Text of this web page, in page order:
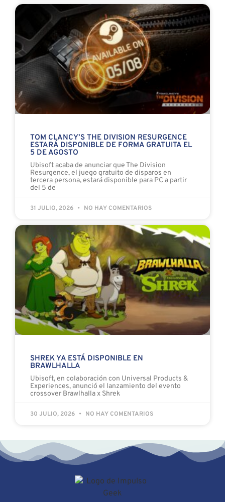
TOM CLANCY’S THE DIVISION RESURGENCE
ESTARÁ DISPONIBLE DE FORMA GRATUITA EL
5 DE AGOSTO
Ubisoft acaba de anunciar que The Division
Resurgence, el juego gratuito de disparos en
tercera persona, estará disponible para PC a partir
del 5 de
31 JULIO, 2026 NO HAY COMENTARIOS
SHREK YA ESTÁ DISPONIBLE EN
BRAWLHALLA
Ubisoft, en colaboración con Universal Products &
Experiences, anunció el lanzamiento del evento
crossover Brawlhalla x Shrek
30 JULIO, 2026 NO HAY COMENTARIOS